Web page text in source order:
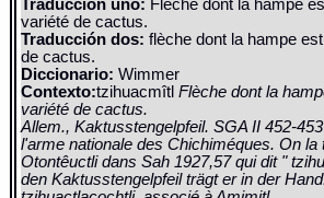
Traducción uno: Flèche dont la hampe
variété de cactus.
Traducción dos: flèche dont la hampe
de cactus.
Diccionario:Wimmer
Contexto:tzihuacmîtlFlèche dont la
variété de cactus.
Allem., Kaktusstengelpfeil. SGA II 452-
l'arme nationale des Chichiméques. On la
Otontêuctli dans Sah 1927,57 qui dit "
den Kaktusstengelpfeil trägt er in der